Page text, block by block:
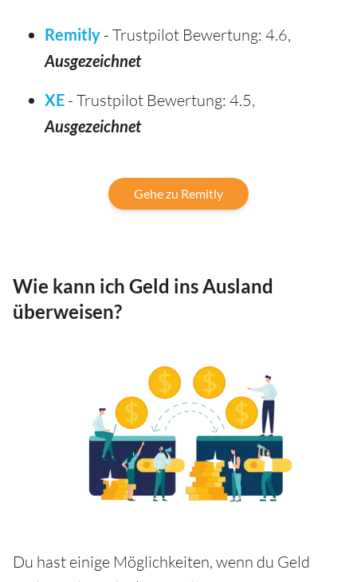
Remitly - Trustpilot Bewertung: 4.6,
Ausgezeichnet
XE - Trustpilot Bewertung: 4.5,
Ausgezeichnet
Gehe zu Remitly
Wie kann ich Geld ins Ausland
überweisen?
Du hast einige Möglichkeiten, wenn du Geld